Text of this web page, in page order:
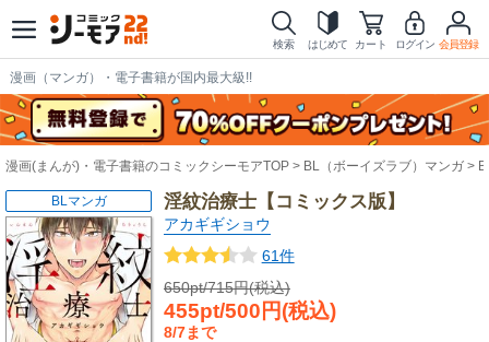
検索 はじめて カート ログイン 会員登録
漫画（マンガ）・電子書籍が国内最大級!!
漫画(まんが)・電子書籍のコミックシーモアTOP BL（ボーイズラブ）マンガ
淫紋治療士【コミックス版】
アカギギショウ
61件
650pt/715円(税込)
455pt/500円(税込)
8/7まで
BLマンガ